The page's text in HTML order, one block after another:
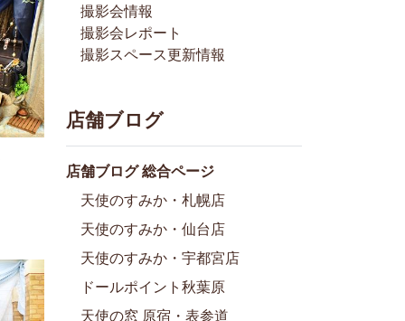
撮影会情報
撮影会レポート
撮影スペース更新情報
店舗ブログ
店舗ブログ 総合ページ
天使のすみか・札幌店
天使のすみか・仙台店
天使のすみか・宇都宮店
ドールポイント秋葉原
天使の窓 原宿・表参道